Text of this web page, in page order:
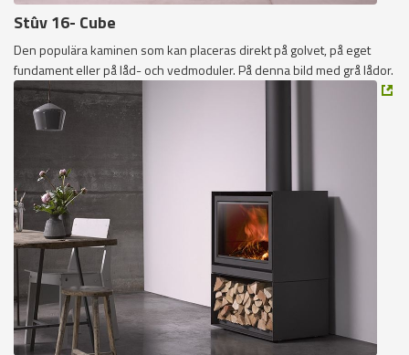
Stûv 16- Cube
Den populära kaminen som kan placeras direkt på golvet, på eget
fundament eller på låd- och vedmoduler. På denna bild med grå lådor.